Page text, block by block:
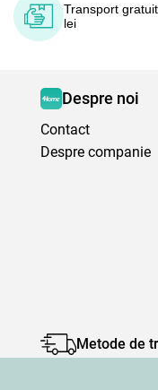
Transport
lei
Despre noi
Contact
Despre companie
Metode de